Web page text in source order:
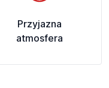
Przyjazna
atmosfera